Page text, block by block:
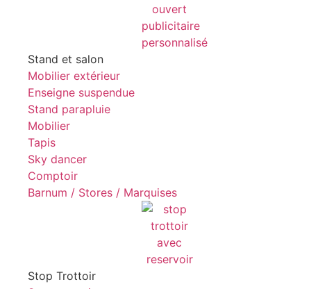
Stand et salon
Mobilier extérieur
Enseigne suspendue
Stand parapluie
Mobilier
Tapis
Sky dancer
Comptoir
Barnum / Stores / Marquises
Stop Trottoir